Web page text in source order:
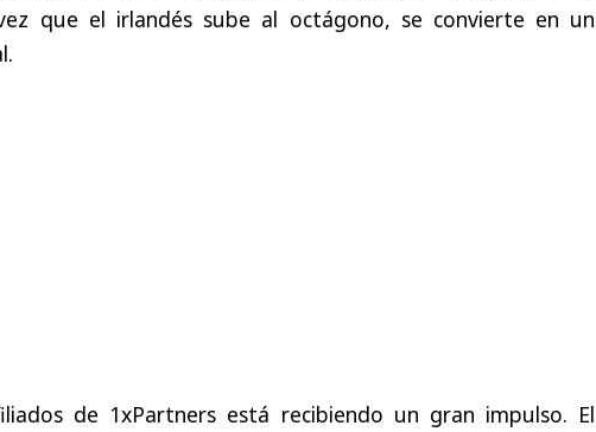
que el irlandés sube al octágono, se convierte en un
.
de 1xPartners está recibiendo un gran impulso. El